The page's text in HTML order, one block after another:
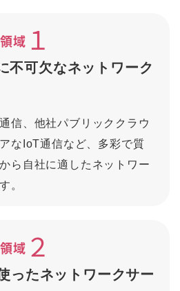
領域 １
不可欠なネットワーク
信、他社パブリッククラウ
なIoT通信など、多彩で質
ら自社に適したネットワー
。
領域 ２
ったネットワークサー